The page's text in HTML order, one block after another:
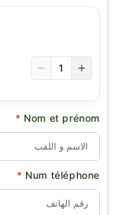
1
Nom et prénom
*
Num téléphone
*